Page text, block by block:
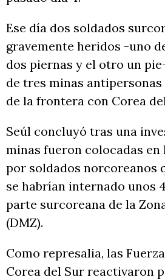
Ese día dos soldados
gravemente heridos -uno
dos piernas y el otro un
de tres minas
de la frontera con Corea
Seúl concluyó tras una
minas fueron colocadas en
por soldados norcoreanos
se habrían internado unos
parte surcoreana de la
(DMZ).
Como represalia, las
Corea del Sur reactivaron